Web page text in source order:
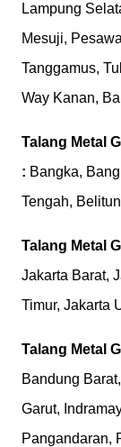
Lampung
Mesuji,
Tanggamus,
Way Kanan,
Talang Metal
: Bangka,
Tengah,
Talang Metal
Jakarta Barat,
Timur, Jakarta
Talang Metal
Bandung
Garut,
Pangandaran,